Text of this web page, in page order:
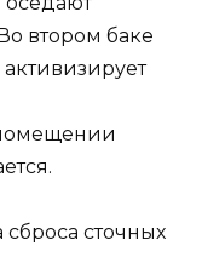
втором баке
сброса сточных